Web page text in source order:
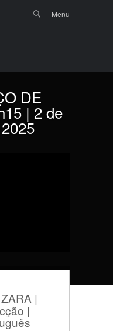
content
Search Menu
DE
| 2 de
|
|